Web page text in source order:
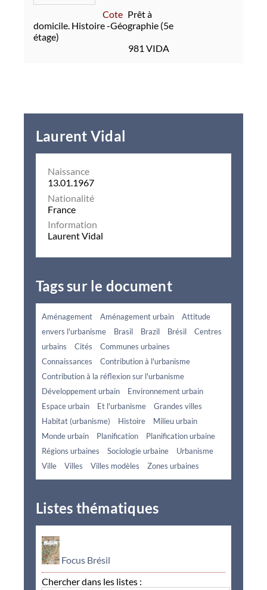
Cote Prêt à
domicile. Histoire -Géographie (5e
étage)
981 VIDA
Laurent Vidal
Naissance
13.01.1967
Nationalité
France
Information
Laurent Vidal
Tags sur le document
Aménagement Aménagement urbain
Attitude
envers l'urbanisme
Brasil Brazil Brésil
Centres
urbains
Cités
Communes urbaines
Connaissances
Contribution à l'urbanisme
Contribution à la réflexion sur l'urbanisme
Développement urbain
Environnement urbain
Espace urbain
Et l'urbanisme
Grandes villes
Habitat (urbanisme)
Histoire
Milieu urbain
Monde urbain
Planification
Planification urbaine
Régions urbaines
Sociologie urbaine
Urbanisme
Ville
Villes Villes modèles Zones urbaines
Listes thématiques
Focus Brésil
Chercher dans les listes :